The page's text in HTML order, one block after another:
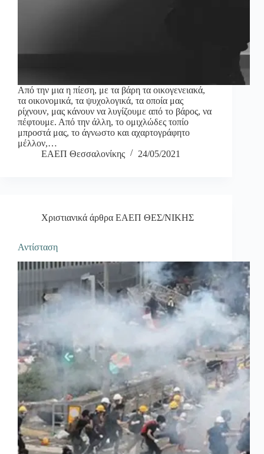
Από την μια η πίεση, με τα βάρη τα οικογενειακά,
τα οικονομικά, τα ψυχολογικά, τα οποία μας
ρίχνουν, μας κάνουν να λυγίζουμε από το βάρος, να
πέφτουμε. Από την άλλη, το ομιχλώδες τοπίο
μπροστά μας, το άγνωστο και αχαρτογράφητο
μέλλον,…
ΕΑΕΠ Θεσσαλονίκης
24/05/2021
Χριστιανικά άρθρα ΕΑΕΠ ΘΕΣ/ΝΙΚΗΣ
Αντίσταση